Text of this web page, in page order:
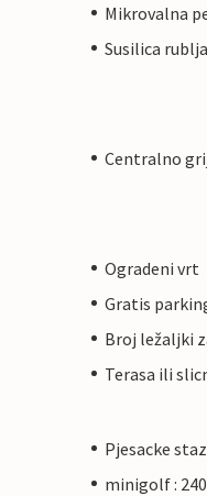
Mikrovalna
Susilica rublja
Centralno
Ogradeni vrt
Gratis
Broj ležaljki
Terasa ili
Pjesacke
minigolf :